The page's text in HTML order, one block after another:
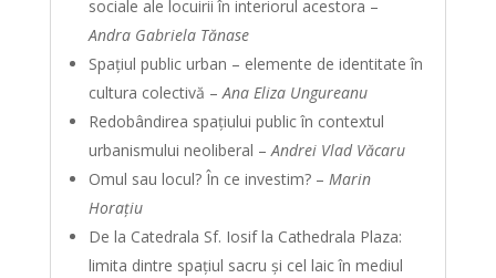
sociale ale locuirii în interiorul acestora –
Andra Gabriela Tănase
Spaţiul public urban – elemente de identitate în
cultura colectivă –Ana Eliza Ungureanu
Redobândirea spaţiului public în contextul
urbanismului neoliberal –Andrei Vlad Văcaru
Omul sau locul? În ce investim? – Marin
Horaţiu
De la Catedrala Sf. Iosif la Cathedrala Plaza:
limita dintre spaţiul sacru şi cel laic în mediul